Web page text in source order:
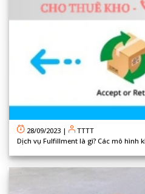
28/09/2023 |
TTTT
Dịch vụ Fulfillment là gì? Các mô hình